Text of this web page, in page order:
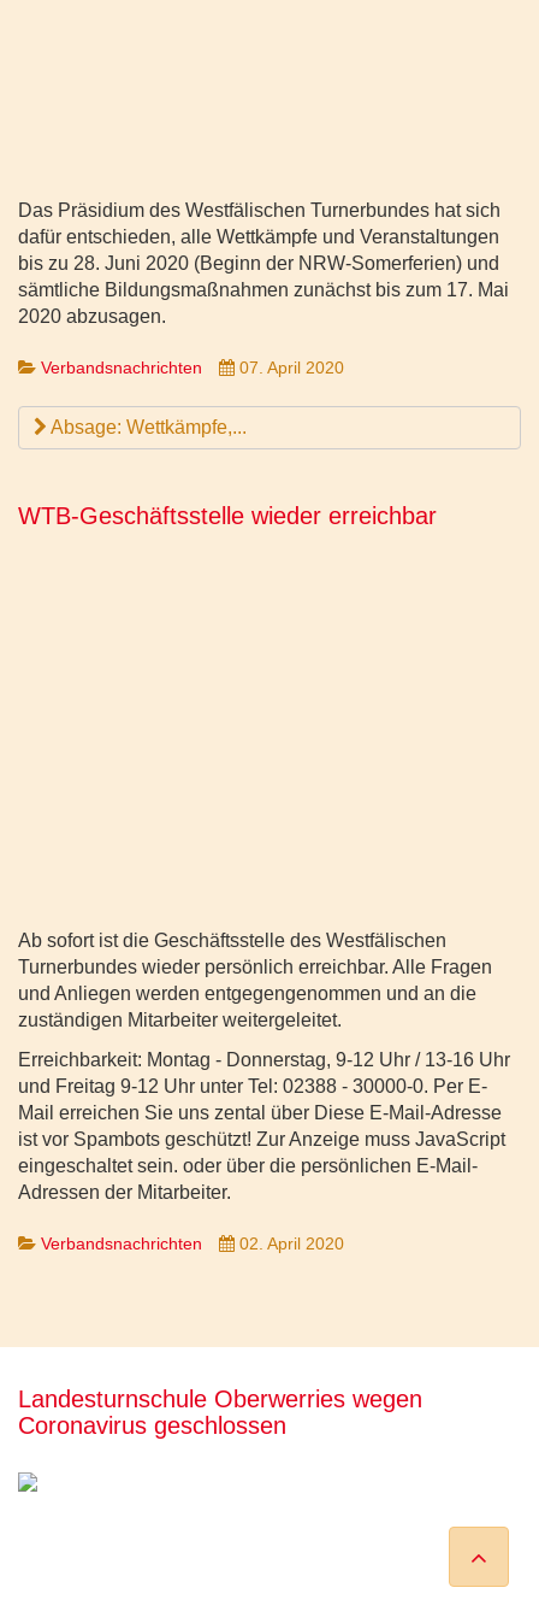
Das Präsidium des Westfälischen Turnerbundes hat sich
dafür entschieden, alle Wettkämpfe und Veranstaltungen
bis zu 28. Juni 2020 (Beginn der NRW-Somerferien) und
sämtliche Bildungsmaßnahmen zunächst bis zum 17. Mai
2020 abzusagen.
Verbandsnachrichten 07. April 2020
Absage: Wettkämpfe,...
WTB-Geschäftsstelle wieder erreichbar
Ab sofort ist die Geschäftsstelle des Westfälischen
Turnerbundes wieder persönlich erreichbar. Alle Fragen
und Anliegen werden entgegengenommen und an die
zuständigen Mitarbeiter weitergeleitet.
Erreichbarkeit: Montag - Donnerstag, 9-12 Uhr / 13-16 Uhr
und Freitag 9-12 Uhr unter Tel: 02388 - 30000-0. Per E-
Mail erreichen Sie uns zental über Diese E-Mail-Adresse
ist vor Spambots geschützt! Zur Anzeige muss JavaScript
eingeschaltet sein. oder über die persönlichen E-Mail-
Adressen der Mitarbeiter.
Verbandsnachrichten 02. April 2020
Landesturnschule Oberwerries wegen
Coronavirus geschlossen